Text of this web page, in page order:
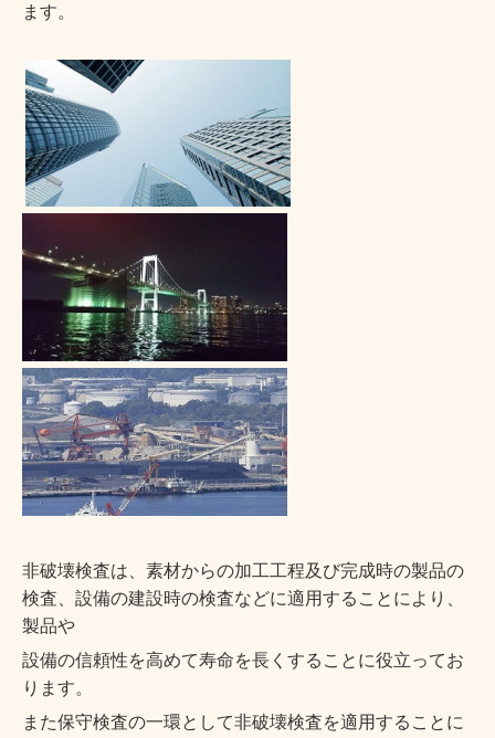
ます。
非破壊検査は、素材からの加工工程及び完成時の製品の
検査、設備の建設時の検査などに適用することにより、
製品や
設備の信頼性を高めて寿命を長くすることに役立ってお
ります。
また保守検査の一環として非破壊検査を適用することに